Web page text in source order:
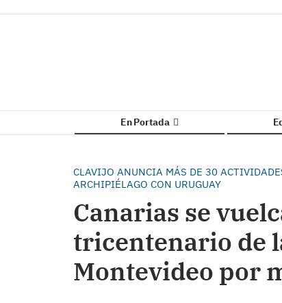
En Portada
CLAVIJO ANUNCIA MÁS DE 30
ARCHIPIÉLAGO CON URUGUAY
Canarias se
tricentenario de
Montevideo por